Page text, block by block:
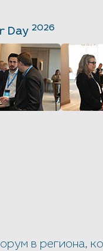
Day 2026
в региона,